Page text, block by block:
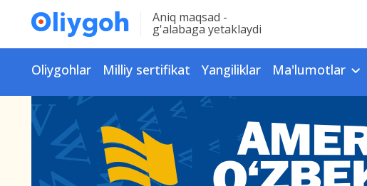
Aniq maqsad -
g'alabaga yetaklaydi
Oliygohlar Milliy sertifikat Yangiliklar Ma'lumotlar